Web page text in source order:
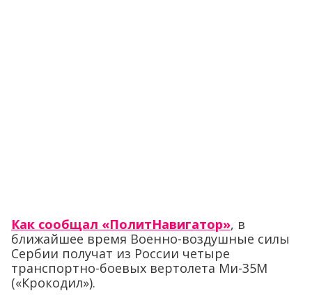
Как сообщал «ПолитНавигатор», в
ближайшее время Военно-воздушные силы
Сербии получат из России четыре
транспортно-боевых вертолета Ми-35М
(«Крокодил»).